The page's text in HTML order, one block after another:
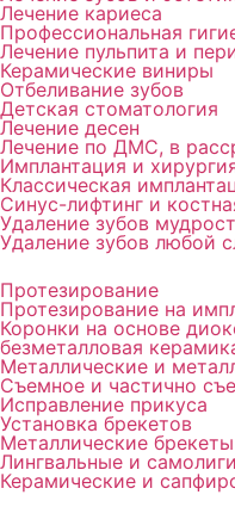
Лечение кариеса
Профессиональная
Лечение пульпита и
Керамические виниры
Отбеливание зубов
Детская стоматология
Лечение десен
Лечение по ДМС, в
Имплантация и
Классическая
Синус-лифтинг и
Удаление зубов
Удаление зубов любой
Протезирование
Протезирование на
Коронки на основе
безметалловая
Металлические и
Съемное и частично
Исправление прикуса
Установка брекетов
Металлические брекеты
Лингвальные и
Керамические и